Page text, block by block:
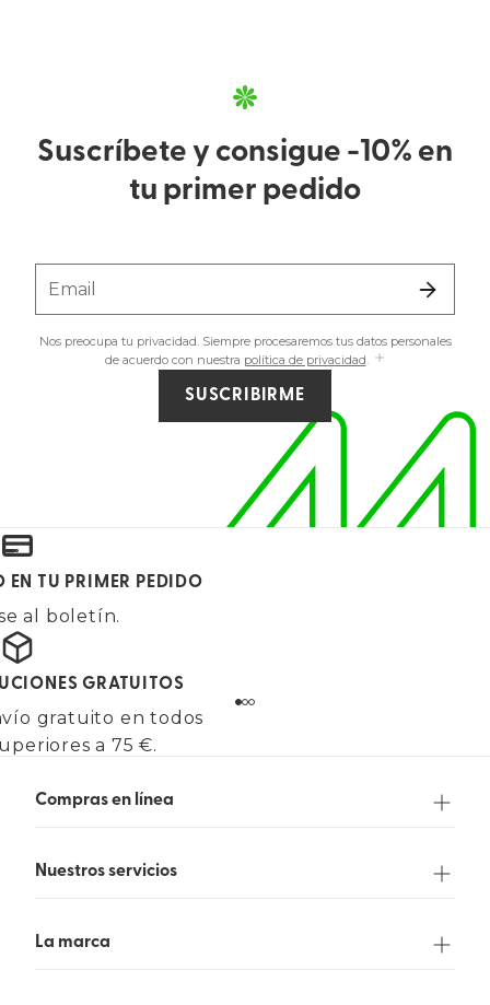
Suscríbete y consigue -10% en
tu primer pedido
Email
Nos preocupa tu privacidad. Siempre procesaremos tus datos personales
de acuerdo con nuestra política de privacidad.
SUSCRIBIRME
EN TU PRIMER PEDIDO
al boletín.
GRATUITOS
gratuito en todos
a 75 €.
Compras en línea
Nuestros servicios
La marca